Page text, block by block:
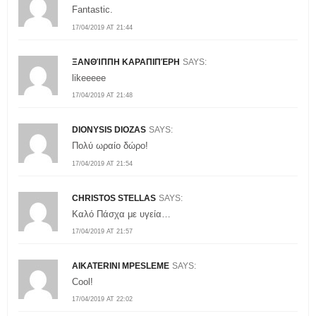
17/04/2019 AT 21:44
Fantastic.
ΞΑΝΘΊΠΠΗ ΚΑΡΑΠΙΠΈΡΗ SAYS:
17/04/2019 AT 21:48
likeeeee
DIONYSIS DIOZAS SAYS:
17/04/2019 AT 21:54
Πολύ ωραίο δώρο!
CHRISTOS STELLAS SAYS:
17/04/2019 AT 21:57
Καλό Πάσχα με υγεία…
AIKATERINI MPESLEME SAYS:
17/04/2019 AT 22:02
Cool!